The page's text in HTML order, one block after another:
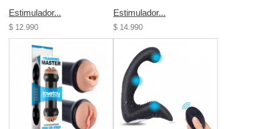
Estimulador...
$ 12.990
Estimulador...
$ 14.990